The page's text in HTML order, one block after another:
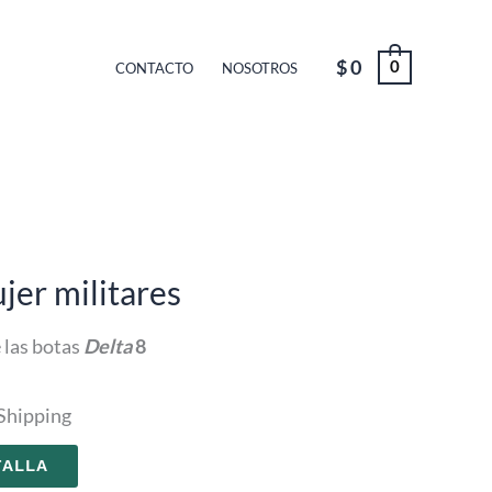
CONTACTO NOSOTROS $0 0
militares
botas Delta8